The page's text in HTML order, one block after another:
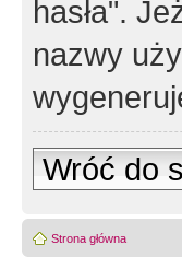
hasła".
nazwy
Wróć do
Strona główna